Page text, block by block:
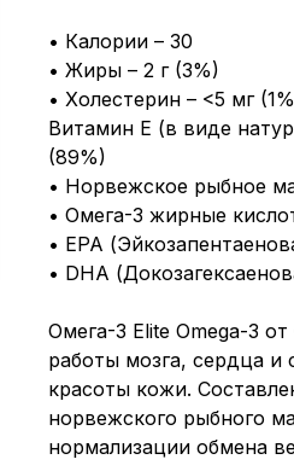
• Калории – 30
• Жиры – 2 г (3%)
• Холестерин – <5 мг
Витамин Е (в виде
(89%)
• Норвежское рыбное
• Омега-3 жирные
• EPA
• DHA
Омега-3 Elite Omega-3
работы мозга, сердца и
красоты кожи.
норвежского рыбного
нормализации обмена